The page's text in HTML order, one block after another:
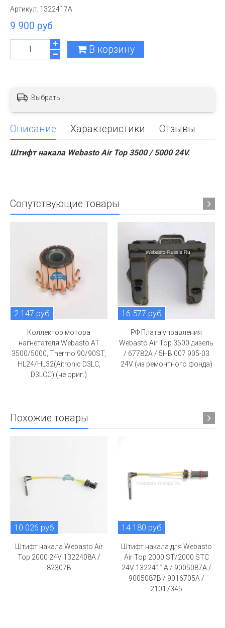
Артикул: 1322417A
9 900 руб
В корзину
Выбрать
Описание Характеристики Отзывы
Штифт накала Webasto Air Top 3500 / 5000 24V.
Сопутствующие товары
2 147 руб
Коллектор мотора
нагнетателя Webasto AT
3500/5000, Thermo 90/90ST,
HL24/HL32(Aitronic D3LC,
D3LCC) (не ориг.)
16 577 руб
РФ Плата управления
Webasto Air Top 3500 дизель
/ 67782A / 5HB 007 905-03
24V (из ремонтного фонда)
Похожие товары
10 026 руб
Штифт накала Webasto Air
Top 2000 24V 1322408A /
82307B
14 180 руб
Штифт накала для Webasto
Air Top 2000 ST/2000 STC
24V 1322411A / 9005087A /
9005087B / 9016705A /
21017345